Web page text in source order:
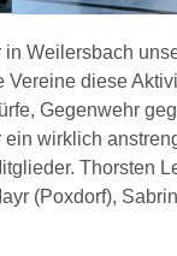
Weilersbach
diese
Gegenwehr
wirklich
Thorsten
(Poxdorf),